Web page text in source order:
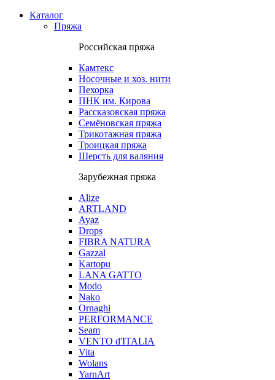
Каталог
Пряжа
Российская пряжа
Камтекс
Носочные и хоз. нити
Пехорка
ПНК им. Кирова
Рассказовская пряжа
Семёновская пряжа
Трикотажная пряжа
Троицкая пряжа
Шерсть для валяния
Зарубежная пряжа
Alize
ARTLAND
Ayaz
Drops
FIBRA NATURA
Gazzal
Kartopu
LANA GATTO
Modo
Nako
Ornaghi
PERFORMANCE
Seam
VENTO d'ITALIA
Vita
Wolans
YarnArt